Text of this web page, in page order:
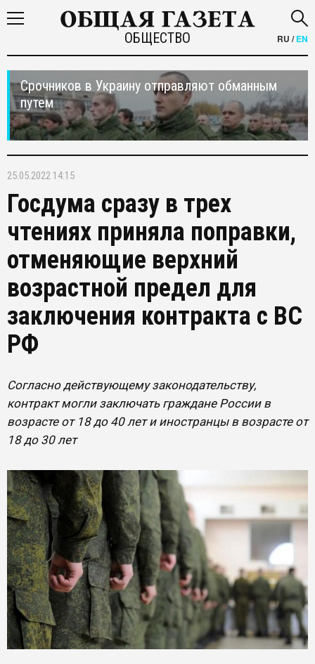
ОБЩЕСТВО RU /EN
Срочников в Украину отправляют обманным
путем
25.05.2022 14:15
Госдума сразу в трех
чтениях приняла поправки,
отменяющие верхний
возрастной предел для
заключения контракта с ВС
РФ
Согласно действующему законодательству,
контракт могли заключать граждане России в
возрасте от 18 до 40 лет и иностранцы в возрасте от
18 до 30 лет